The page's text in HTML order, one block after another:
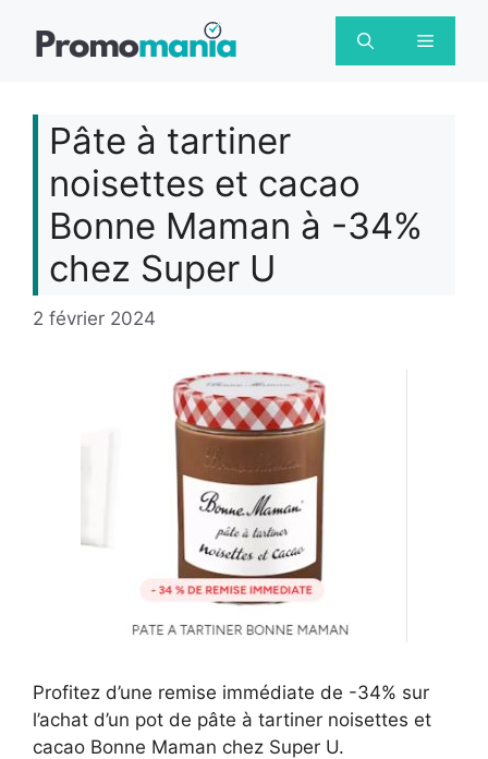
Menu
Pâte à tartiner
noisettes et cacao
Bonne Maman à -34%
chez Super U
2 février 2024
Profitez d’une remise immédiate de -34% sur
l’achat d’un pot de pâte à tartiner noisettes et
cacao Bonne Maman chez Super U.